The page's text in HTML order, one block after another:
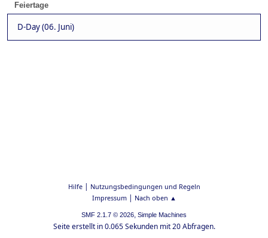
Feiertage
D-Day (06. Juni)
Hilfe| Nutzungsbedingungen und Regeln
Impressum| Nach oben ▲
SMF 2.1.7 © 2026, Simple Machines
Seite erstellt in 0.065 Sekunden mit 20 Abfragen.